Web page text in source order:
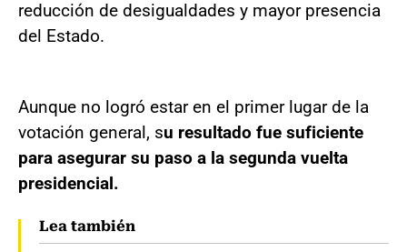
reducción de desigualdades y mayor presencia
del Estado.
Aunque no logró estar en el primer lugar de la
votación general, su resultado fue suficiente
para asegurar su paso a la segunda vuelta
presidencial.
Lea también